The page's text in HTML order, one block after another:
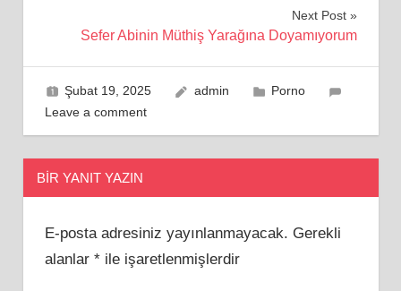
Next Post
Sefer Abinin Müthiş Yarağına Doyamıyorum
Şubat 19, 2025 admin
Porno
Leave a comment
BIR YANIT YAZIN
E-posta adresiniz yayınlanmayacak. Gerekli
alanlar *ile işaretlenmişlerdir